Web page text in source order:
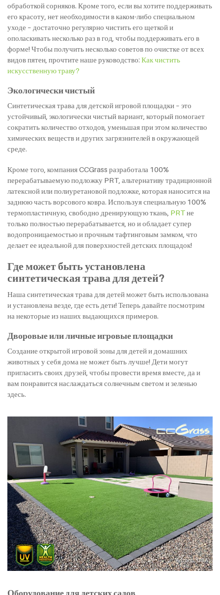
обработкой сорняков. Кроме того, если вы хотите поддерживать
его красоту, нет необходимости в каком-либо специальном
уходе – достаточно регулярно чистить его щеткой и
ополаскивать несколько раз в год, чтобы поддерживать его в
форме! Чтобы получить несколько советов по очистке от всех
видов пятен, прочтите наше руководство: Как чистить
искусственную траву?
Экологически чистый
Синтетическая трава для детской игровой площадки – это
устойчивый, экологически чистый вариант, который помогает
сократить количество отходов, уменьшая при этом количество
химических веществ и других загрязнителей в окружающей
среде.
Кроме того, компания CCGrass разработала 100%
перерабатываемую подложку PRT, альтернативу традиционной
латексной или полиуретановой подложке, которая наносится на
заднюю часть ворсового ковра. Используя специальную 100%
термопластичную, свободно дренирующую ткань, PRTне
только полностью перерабатывается, но и обладает супер
водопроницаемостью и прочным тафтинговым замком, что
делает ее идеальной для поверхностей детских площадок!
Где может быть установлена
синтетическая трава для детей?
Наша синтетическая трава для детей может быть использована
и установлена везде, где есть дети! Теперь давайте посмотрим
на некоторые из наших выдающихся примеров.
Дворовые или личные игровые площадки
Создание открытой игровой зоны для детей и домашних
животных у себя дома не может быть лучше! Дети могут
пригласить своих друзей, чтобы провести время вместе, да и
вам понравится наслаждаться солнечным светом и зеленью
здесь.
Оборудование для детских садов